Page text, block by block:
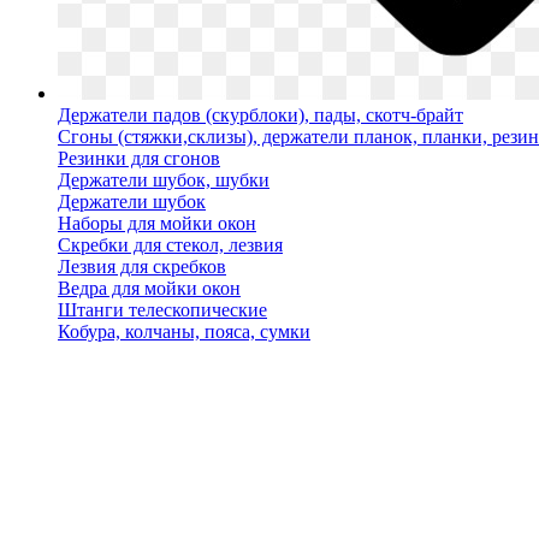
Держатели падов (скурблоки), пады, скотч-брайт
Сгоны (стяжки,склизы), держатели планок, планки,
Резинки для сгонов
Держатели шубок, шубки
Держатели шубок
Наборы для мойки окон
Скребки для стекол, лезвия
Лезвия для скребков
Ведра для мойки окон
Штанги телескопические
Кобура, колчаны, пояса, сумки